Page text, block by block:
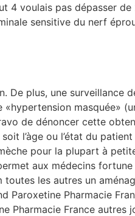
4 voulais pas dépasser de
sensitive du nerf
De plus, une surveillance
«hypertension masquée»
de dénoncer cette
l’àge ou l’état du
pour la plupart à
aux médecins fortune
toutes les autres un
Paroxetine Pharmacie
Pharmacie France autres